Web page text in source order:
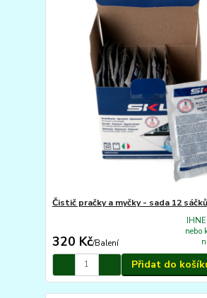
Čistič pračky a myčky - sada 12
320 Kč/Balení
nebo
Přidat do